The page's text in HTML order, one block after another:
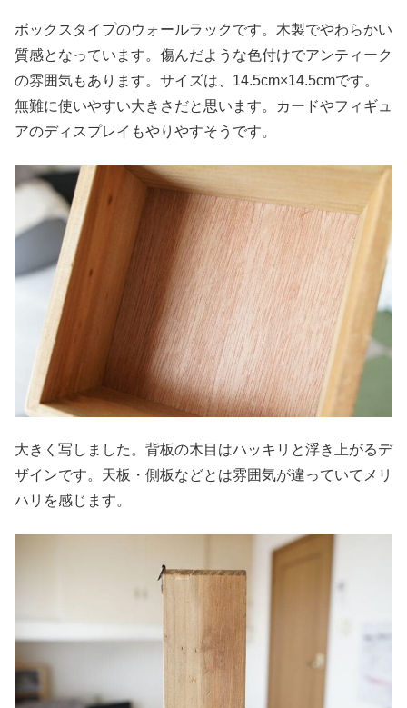
ボックスタイプのウォールラックです。木製でやわらかい
質感となっています。傷んだような色付けでアンティーク
の雰囲気もあります。サイズは、14.5cm×14.5cmです。
無難に使いやすい大きさだと思います。カードやフィギュ
アのディスプレイもやりやすそうです。
大きく写しました。背板の木目はハッキリと浮き上がるデ
ザインです。天板・側板などとは雰囲気が違っていてメリ
ハリを感じます。